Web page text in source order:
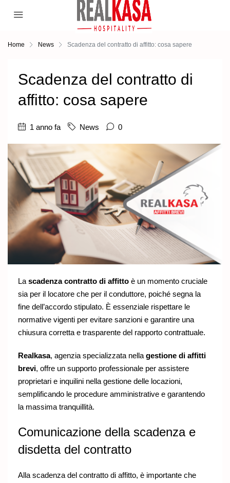
Home News Scadenza del contratto di affitto: cosa sapere
Scadenza del contratto di
affitto: cosa sapere
1 anno fa News 0
La scadenza contratto di affitto è un momento cruciale
sia per il locatore che per il conduttore, poiché segna la
fine dell’accordo stipulato. È essenziale rispettare le
normative vigenti per evitare sanzioni e garantire una
chiusura corretta e trasparente del rapporto contrattuale.
Realkasa, agenzia specializzata nella gestione di affitti
brevi, offre un supporto professionale per assistere
proprietari e inquilini nella gestione delle locazioni,
semplificando le procedure amministrative e garantendo
la massima tranquillità.
Comunicazione della scadenza e
disdetta del contratto
Alla scadenza del contratto di affitto, è importante che